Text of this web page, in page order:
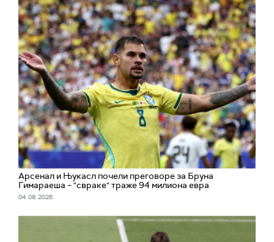
Арсенал и Њукасл почели преговоре за Бруна
Гимараеша – "свраке" траже 94 милиона евра
04. 08. 2026.